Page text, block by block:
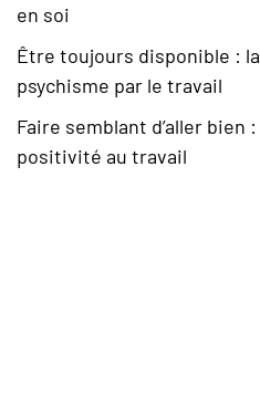
en soi
Être toujours disponible :
psychisme par le travail
Faire semblant d’aller bien
positivité au travail